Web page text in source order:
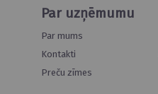
Par uzņēmumu
Par mums
Kontakti
Preču zīmes